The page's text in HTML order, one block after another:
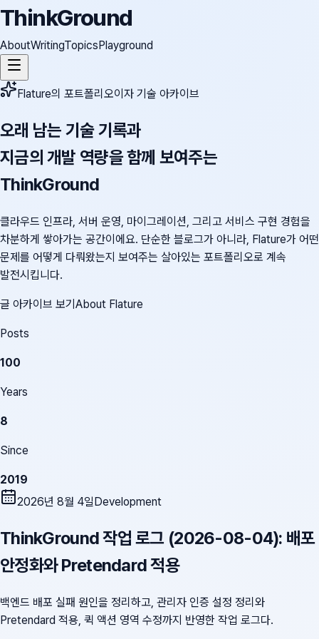
ThinkGround
AboutWritingTopicsPlayground
Flature의 포트폴리오이자 기술 아카이브
오래 남는 기술 기록과
지금의 개발 역량을 함께 보여주는
ThinkGround
클라우드 인프라, 서버 운영, 마이그레이션, 그리고 서비스 구현 경험을
차분하게 쌓아가는 공간이에요. 단순한 블로그가 아니라, Flature가 어떤
문제를 어떻게 다뤄왔는지 보여주는 살아있는 포트폴리오로 계속
발전시킵니다.
글 아카이브 보기 About Flature
Posts
100
Years
8
Since
2019
2026년 8월 4일Development
ThinkGround 작업 로그 (2026-08-04): 배포
안정화와 Pretendard 적용
백엔드 배포 실패 원인을 정리하고, 관리자 인증 설정 정리와
Pretendard 적용, 퀵 액션 영역 수정까지 반영한 작업 로그다.